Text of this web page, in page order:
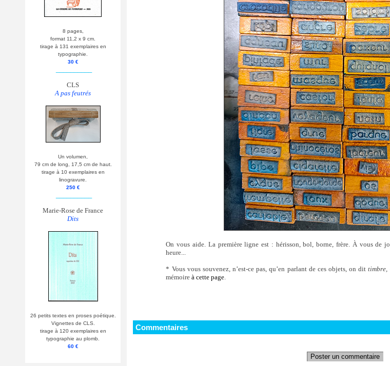
8 pages,
format 11,2 x 9 cm.
tirage à 131 exemplaires en
typographie.
30 €
CLS
A pas feutrés
Un volumen,
79 cm de long, 17,5 cm de haut.
tirage à 10 exemplaires en
linogravure.
250 €
Marie-Rose de France
Dits
26 petits textes en proses poétique.
Vignettes de CLS.
tirage à 120 exemplaires en
typographie au plomb.
60 €
On vous aide. La première ligne est : hérisson, bol, borne, frère. À vous de
heure...
* Vous vous souvenez, n’est-ce pas, qu’en parlant de ces objets, on dittimbre,
mémoireà cette page
Commentaires
Poster un commentaire